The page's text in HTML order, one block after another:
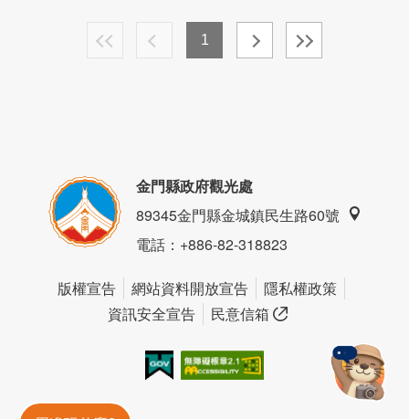
1
金門縣政府觀光處
89345金門縣金城鎮民生路60號
電話：+886-82-318823
版權宣告 網站資料開放宣告
隱私權政策
資訊安全宣告
民意信箱